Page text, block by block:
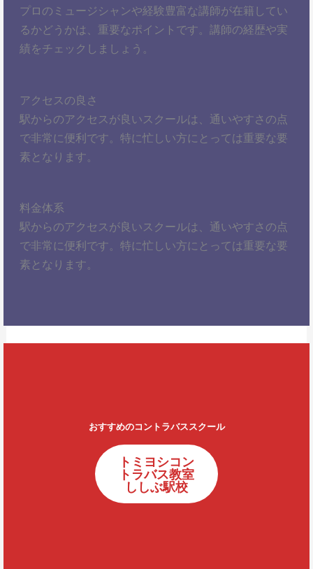
プロのミュージシャンや経験豊富な講師が在籍してい
るかどうかは、重要なポイントです。講師の経歴や実
績をチェックしましょう。
アクセスの良さ
駅からのアクセスが良いスクールは、通いやすさの点
で非常に便利です。特に忙しい方にとっては重要な要
素となります。
料金体系
駅からのアクセスが良いスクールは、通いやすさの点
で非常に便利です。特に忙しい方にとっては重要な要
素となります。
おすすめのコントラバススクール
トミヨシコン
トラバス教室
ししぶ駅校